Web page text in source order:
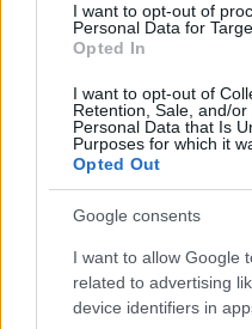
I want to opt-out of
Personal Data for
Opted In
I want to opt-out of
Retention, Sale, and/
Personal Data that Is
Purposes for which it
Opted Out
Google consents
I want to allow Google
related to advertising
device identifiers in
naprawdę jest
zaskakująco tanio
17 ZDJĘĆ
CIEKAWOSTKI
Strefa wykluczenia
wokół Fukushimy to raj